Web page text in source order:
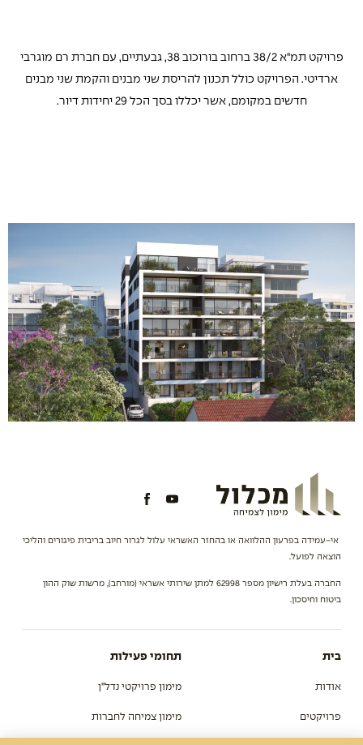
פרויקט תמ"א 38/2 ברחוב בורוכוב 38, גבעתיים, עם חברת רם מוגרבי
ארדיטי. הפרויקט כולל תכנון להריסת שני מבנים והקמת שני מבנים
חדשים במקומם, אשר יכללו בסך הכל 29 יחידות דיור.
אי-עמידה בפרעון ההלוואה או בהחזר האשראי עלול לגרור חיוב בריבית פיגורים והליכי
הוצאה לפועל.
החברה בעלת רישיון מספר 62998 למתן שירותי אשראי (מורחב), מרשות שוק ההון
ביטוח וחיסכון.
בית
אודות
פרויקטים
תחומי פעילות
מימון פרויקטי נדל”ן
מימון צמיחה לחברות